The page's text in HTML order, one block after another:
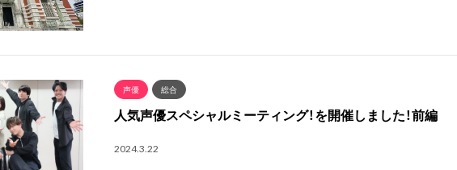
声優 総合
人気声優スペシャルミーティング！を開催しました！前編
2024.3.22